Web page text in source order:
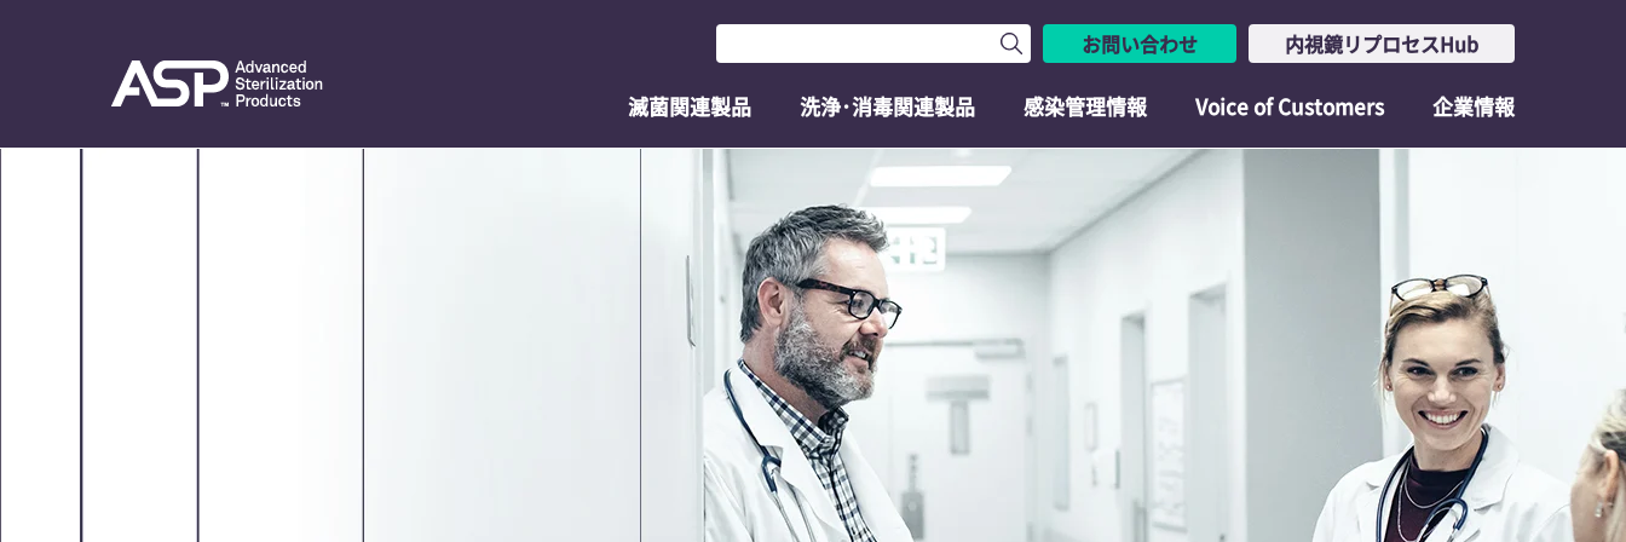
お問い合わせ 内視鏡リプロセスHub
滅菌関連製品 洗浄･消毒関連製品 感染管理情報 Voice of Customers 企業情報